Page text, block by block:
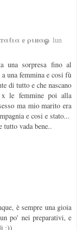
e ριиαஓ lun
una sorpresa fino al
una femmina e cosi fù
di tutto e che nascano
x le femmine poi alla
ma mio marito era
e cosi e stato...
tutto vada bene..
è sempre una gioia
po' nei preparativi, e
:))